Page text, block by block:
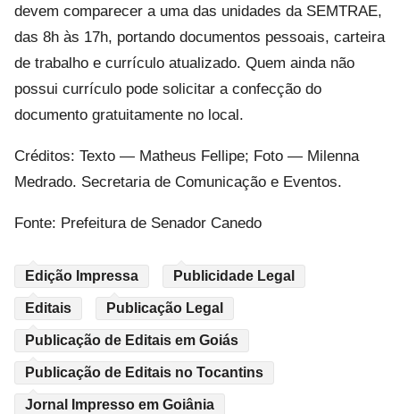
devem comparecer a uma das unidades da SEMTRAE,
das 8h às 17h, portando documentos pessoais, carteira
de trabalho e currículo atualizado. Quem ainda não
possui currículo pode solicitar a confecção do
documento gratuitamente no local.
Créditos: Texto — Matheus Fellipe; Foto — Milenna
Medrado. Secretaria de Comunicação e Eventos.
Fonte: Prefeitura de Senador Canedo
Edição Impressa Publicidade Legal
Editais Publicação Legal
Publicação de Editais em Goiás
Publicação de Editais no Tocantins
Jornal Impresso em Goiânia